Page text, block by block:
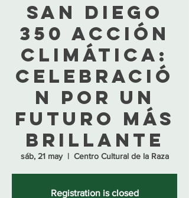
San Diego
350 Acción
climática:
Celebració
n por un
futuro más
brillante
sáb, 21 may
  |
Centro Cultural de la Raza
Registration is closed